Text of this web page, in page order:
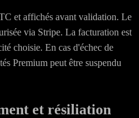
et affichés avant validation. Le
via Stripe. La facturation est
choisie. En cas d'échec de
Premium peut être suspendu
et résiliation